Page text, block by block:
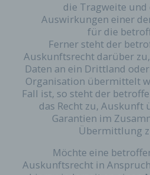
die Tragweite
Auswirkungen einer
für die
Ferner steht der
Auskunftsrecht darüber
Daten an ein Drittland
Organisation übermittelt
Fall ist, so steht der
das Recht zu, Auskunft
Garantien im
Übermittlung
Möchte eine
Auskunftsrecht in
Registrierung auf
Die betroffene Person hat
der Internetseite des für
Verantwortlichen
personenbezogenen
Welche
für die Verarbeitung
werden, ergibt sich
Eingabemaske, die für
verwendet wird. Die von
eingegebenen
ausschließlich für die